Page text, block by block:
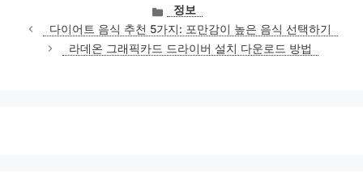
카
테
고
리
정보
다이어트 음식 추천 5가지: 포만감이 높은 음식 선택하기
라데온 그래픽카드 드라이버 설치 다운로드 방법